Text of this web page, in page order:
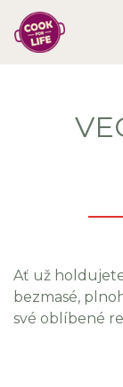
Ať už
bezmasé,
své oblíbené